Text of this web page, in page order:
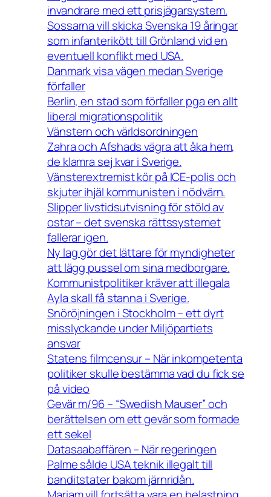
invandrare med ett prisjägarsystem.
Sossarna vill skicka Svenska 19 åringar
som infanterikött till Grönland vid en
eventuell konflikt med USA.
Danmark visa vägen medan Sverige
förfaller
Berlin, en stad som förfaller pga en allt
liberal migrationspolitik
Vänstern och världsordningen
Zahra och Afshads vägra att åka hem,
de klamra sej kvar i Sverige.
Vänsterextremist kör på ICE-polis och
skjuter ihjäl kommunisten i nödvärn.
Slipper livstidsutvisning för stöld av
ostar – det svenska rättssystemet
fallerar igen.
Ny lag gör det lättare för myndigheter
att lägg pussel om sina medborgare.
Kommunistpolitiker kräver att illegala
Ayla skall få stanna i Sverige.
Snöröjningen i Stockholm – ett dyrt
misslyckande under Miljöpartiets
ansvar
Statens filmcensur – När inkompetenta
politiker skulle bestämma vad du fick se
på video
Gevär m/96 – “Swedish Mauser” och
berättelsen om ett gevär som formade
ett sekel
Datasaabaffären – När regeringen
Palme sålde USA teknik illegalt till
banditstater bakom järnridån.